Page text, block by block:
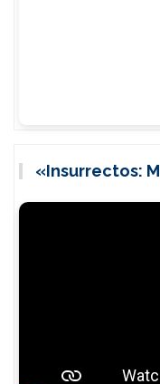
«Insurrectos: